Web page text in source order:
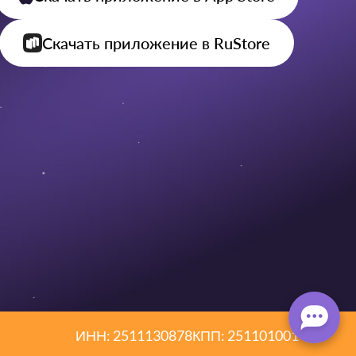
Скачать приложение в RuStore
ИНН: 2511130878КПП: 251101001